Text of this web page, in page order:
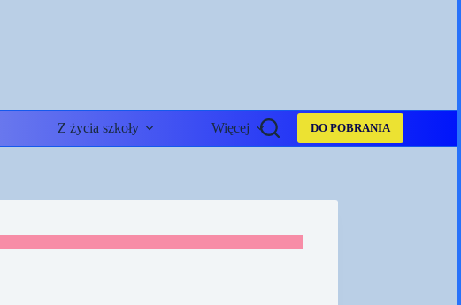
Z życia szkoły Więcej DO POBRANIA